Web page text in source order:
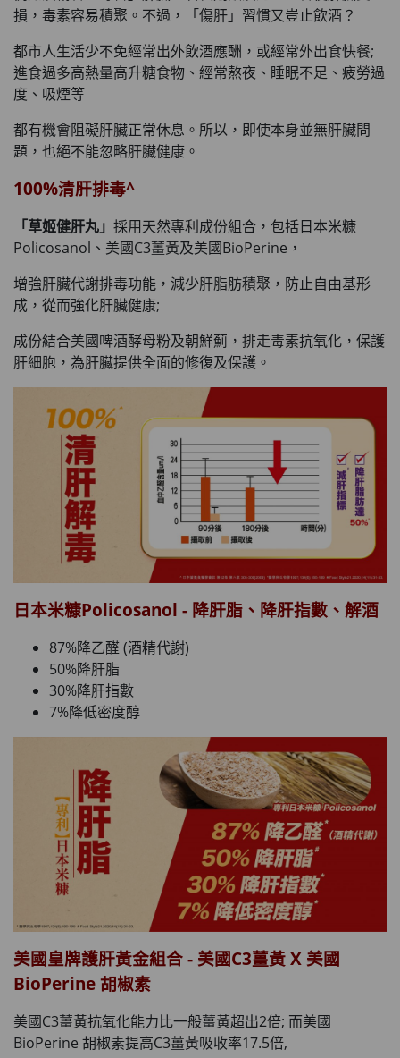
損，毒素容易積聚。不過，「傷肝」習慣又豈止飲酒？
都市人生活少不免經常出外飲酒應酬，或經常外出食快餐;
進食過多高熱量高升糖食物、經常熬夜、睡眠不足、疲勞過
度、吸煙等
都有機會阻礙肝臟正常休息。所以，即使本身並無肝臟問
題，也絕不能忽略肝臟健康。
100%清肝排毒^
「草姬健肝丸」 採用天然專利成份組合，包括日本米糠
Policosanol、美國C3薑黃及美國BioPerine，
增強肝臟代謝排毒功能，減少肝脂肪積聚，防止自由基形
成，從而強化肝臟健康;
成份結合美國啤酒酵母粉及朝鮮薊，排走毒素抗氧化，保護
肝細胞，為肝臟提供全面的修復及保護。
日本米糠Policosanol - 降肝脂、降肝指數、解酒
87%降乙醛 (酒精代謝)
50%降肝脂
30%降肝指數
7%降低密度醇
美國皇牌護肝黃金組合 - 美國C3薑黃 X 美國
BioPerine 胡椒素
美國C3薑黃抗氧化能力比一般薑黃超出2倍; 而美國
BioPerine 胡椒素提高C3薑黃吸收率17.5倍,